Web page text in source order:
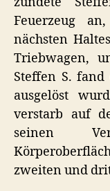
Feuerzeug
nächsten
Triebwagen,
Steffen S. fand
ausgelöst
verstarb auf
seinen
zweiten und